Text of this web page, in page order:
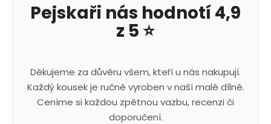
Pejskaři nás hodnotí 4,9
z 5 ⭐
Děkujeme za důvěru všem, kteří u nás nakupují.
Každý kousek je ručně vyroben v naší malé dílně.
Ceníme si každou zpětnou vazbu, recenzi či
doporučení.